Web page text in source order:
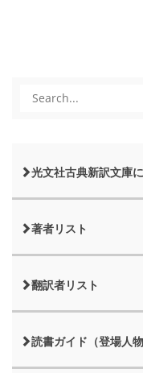
光文社古典新訳文庫
著者リスト
翻訳者リスト
読書ガイド（登場人